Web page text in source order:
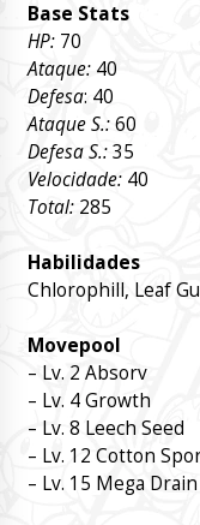
Base Stats
HP:70
Ataque:40
Defesa: 40
Ataque S.:60
Defesa S.:35
Velocidade:40
Total:285
Habilidades
Chlorophill, Leaf
Movepool
– Lv. 2 Absorv
– Lv. 4 Growth
– Lv. 8 Leech Seed
– Lv. 12 Cotton
– Lv. 15 Mega Drain